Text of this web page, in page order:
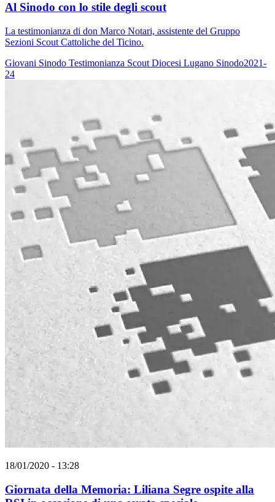
Al Sinodo con lo stile degli scout
La testimonianza di don Marco Notari, assistente del Gruppo
Sezioni Scout Cattoliche del Ticino.
Giovani Sinodo Testimonianza Scout Diocesi Lugano Sinodo2021-
24
18/01/2020 - 13:28
Giornata della Memoria: Liliana Segre ospite alla